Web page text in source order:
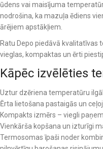
ūdens vai maisījuma
nodrošina, ka mazuļa ēdiens
ārējiem apstākļiem.
Ratu Depo piedāvā kvalitatīvas
vieglas, kompaktas un ērti
Kāpēc izvēlēties
Uztur dzēriena temperatūru
Ērta lietošana pastaigās un
Kompakts izmērs – viegli
Vienkārša kopšana un izturīgi
Termosomas īpaši noder